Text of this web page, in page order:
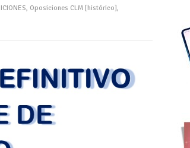
, Oposiciones CLM [histórico],